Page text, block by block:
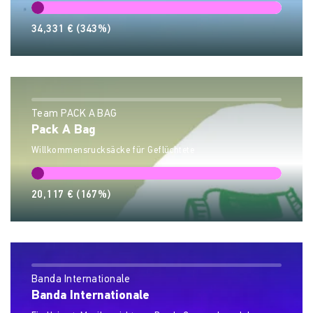
34,331 € (343%)
Team PACK A BAG
Pack A Bag
Willkommensrucksäcke für Geflüchtete
20,117 € (167%)
Banda Internationale
Banda Internationale